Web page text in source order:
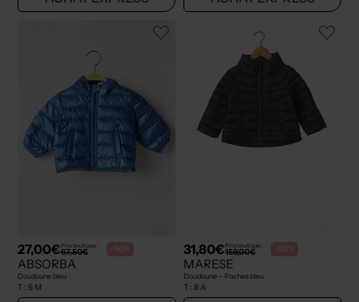
27,00€Prix boutique :
67,50€ -60%
ABSORBA
Doudoune bleu
T : 6 M
31,80€Prix boutique :
159,00€ -80%
MARESE
Doudoune - Poches bleu
T : 8 A